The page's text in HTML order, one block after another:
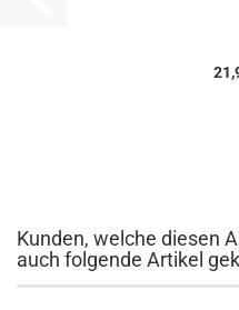
Kunden, welche diesen
auch folgende Artikel